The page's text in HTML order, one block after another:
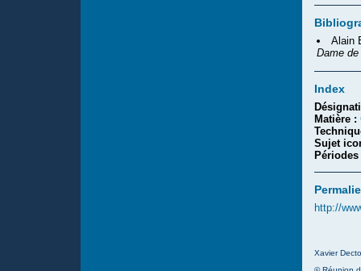
Alain
Dame
Index
Matière :
Sujet
http://
Xavier